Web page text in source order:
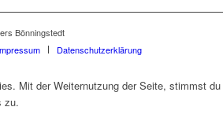
Bönningstedt
Datenschutzerklärung
Mit der Weiternutzung der Seite, stimmst du
zu.